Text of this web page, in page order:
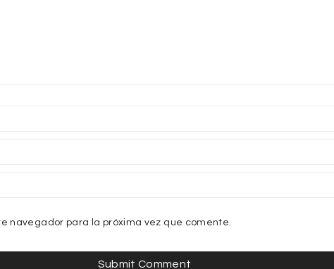
navegador para la próxima vez que comente.